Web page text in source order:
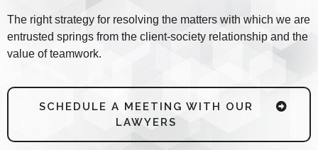
The right strategy for resolving the matters with which we are
entrusted springs from the client-society relationship and the
value of teamwork.
SCHEDULE A MEETING WITH OUR
LAWYERS